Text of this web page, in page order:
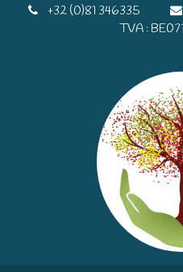
+32 (0)81 346335
TVA :